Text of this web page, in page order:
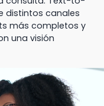
distintos canales
más completos y
una visión